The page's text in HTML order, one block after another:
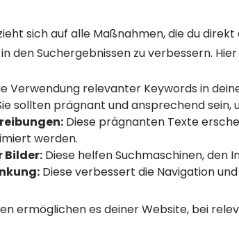
sich auf alle Maßnahmen, die du
den Suchergebnissen zu verbessern.
Verwendung relevanter Keywords in
sollten prägnant und ansprechend sein,
Diese prägnanten Texte
werden.
Bilder: Diese helfen Suchmaschinen, den
Diese verbessert die Navigation
ermöglichen es deiner Website, bei